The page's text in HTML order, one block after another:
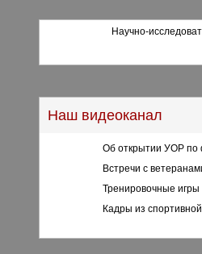
Научно-
Наш видеоканал
Об открытии УОР по
Встречи с
Тренировочные игры
Кадры из